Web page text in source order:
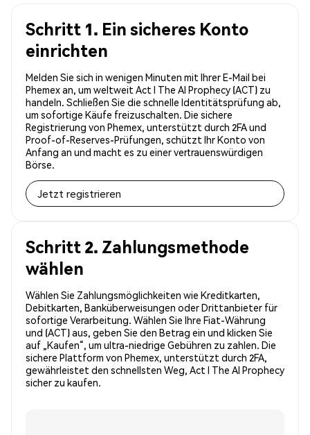
Schritt 1. Ein sicheres Konto
einrichten
Melden Sie sich in wenigen Minuten mit Ihrer E-Mail bei
Phemex an, um weltweit Act I The AI Prophecy (ACT) zu
handeln. Schließen Sie die schnelle Identitätsprüfung ab,
um sofortige Käufe freizuschalten. Die sichere
Registrierung von Phemex, unterstützt durch 2FA und
Proof-of-Reserves-Prüfungen, schützt Ihr Konto von
Anfang an und macht es zu einer vertrauenswürdigen
Börse.
Jetzt registrieren
Schritt 2. Zahlungsmethode
wählen
Wählen Sie Zahlungsmöglichkeiten wie Kreditkarten,
Debitkarten, Banküberweisungen oder Drittanbieter für
sofortige Verarbeitung. Wählen Sie Ihre Fiat-Währung
und (ACT) aus, geben Sie den Betrag ein und klicken Sie
auf „Kaufen“, um ultra-niedrige Gebühren zu zahlen. Die
sichere Plattform von Phemex, unterstützt durch 2FA,
gewährleistet den schnellsten Weg, Act I The AI Prophecy
sicher zu kaufen.